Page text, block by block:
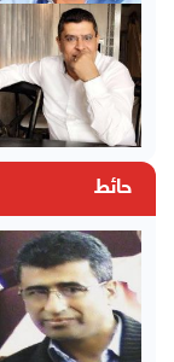
حائط